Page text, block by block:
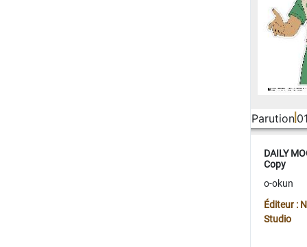
Parution
DAILY
Copy
o-okun
Éditeur :
Studio